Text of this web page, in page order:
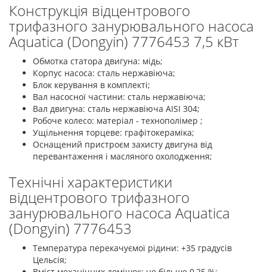
Конструкція відцентрового
трифазного занурювального насоса
Aquatica (Dongyin) 7776453 7,5 кВт
Обмотка статора двигуна: мідь;
Корпус насоса: сталь нержавіюча;
Блок керування в комплекті;
Вал насосної частини: сталь нержавіюча;
Вал двигуна: сталь нержавіюча AISI 304;
Робоче колесо: матеріал - технополімер ;
Ущільнення торцеве: графітокераміка;
Оснащений пристроєм захисту двигуна від
перевантаження і масляного охолодження;
Технічні характеристики
відцентрового трифазного
занурювального насоса Aquatica
(Dongyin) 7776453
Температура перекачуємої рідини: +35 градусів
Цельсія;